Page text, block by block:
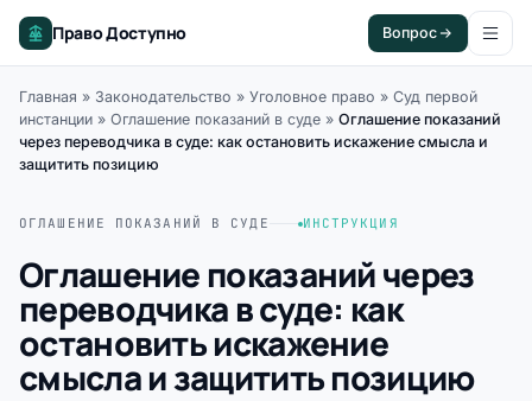
Право Доступно Вопрос
Главная » Законодательство » Уголовное право » Суд первой
инстанции » Оглашение показаний в суде » Оглашение показаний
через переводчика в суде: как остановить искажение смысла и
защитить позицию
ОГЛАШЕНИЕ ПОКАЗАНИЙ В СУДЕ ИНСТРУКЦИЯ
Оглашение показаний через
переводчика в суде: как
остановить искажение
смысла и защитить позицию